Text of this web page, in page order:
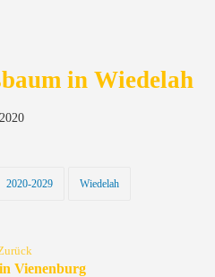
in Wiedelah
2020-2029 Wiedelah
Vienenburg